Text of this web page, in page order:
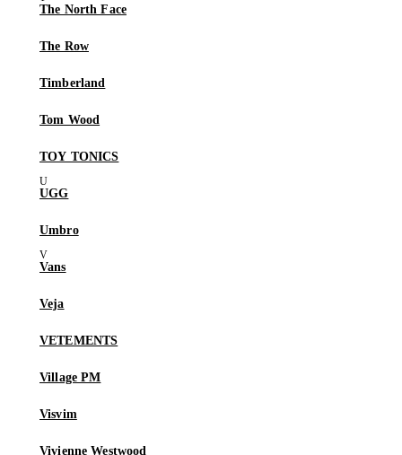
The North Face
The Row
Timberland
Tom Wood
TOY TONICS
UGG
Umbro
Vans
Veja
VETEMENTS
Village PM
Visvim
Vivienne Westwood